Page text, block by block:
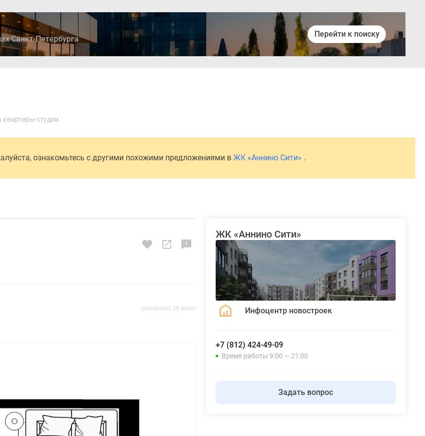
Санкт-Петербурга
Перейти к поиску
студии
ознакомьтесь с другими похожими предложениями в ЖК «Аннино Сити» .
обновлено 29 июля
ЖК «Аннино Сити»
Инфоцентр новостроек
+7 (812) 424-49-09
Время работы 9:00 — 21:00
Задать вопрос